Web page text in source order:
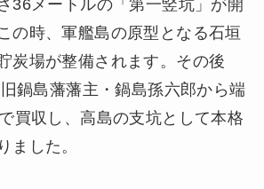
36メートルの「第一竪坑」が開
の時、軍艦島の原型となる石垣
炭場が整備されます。その後
鍋島藩藩主・鍋島孫六郎から端
買収し、高島の支坑として本格
ました。